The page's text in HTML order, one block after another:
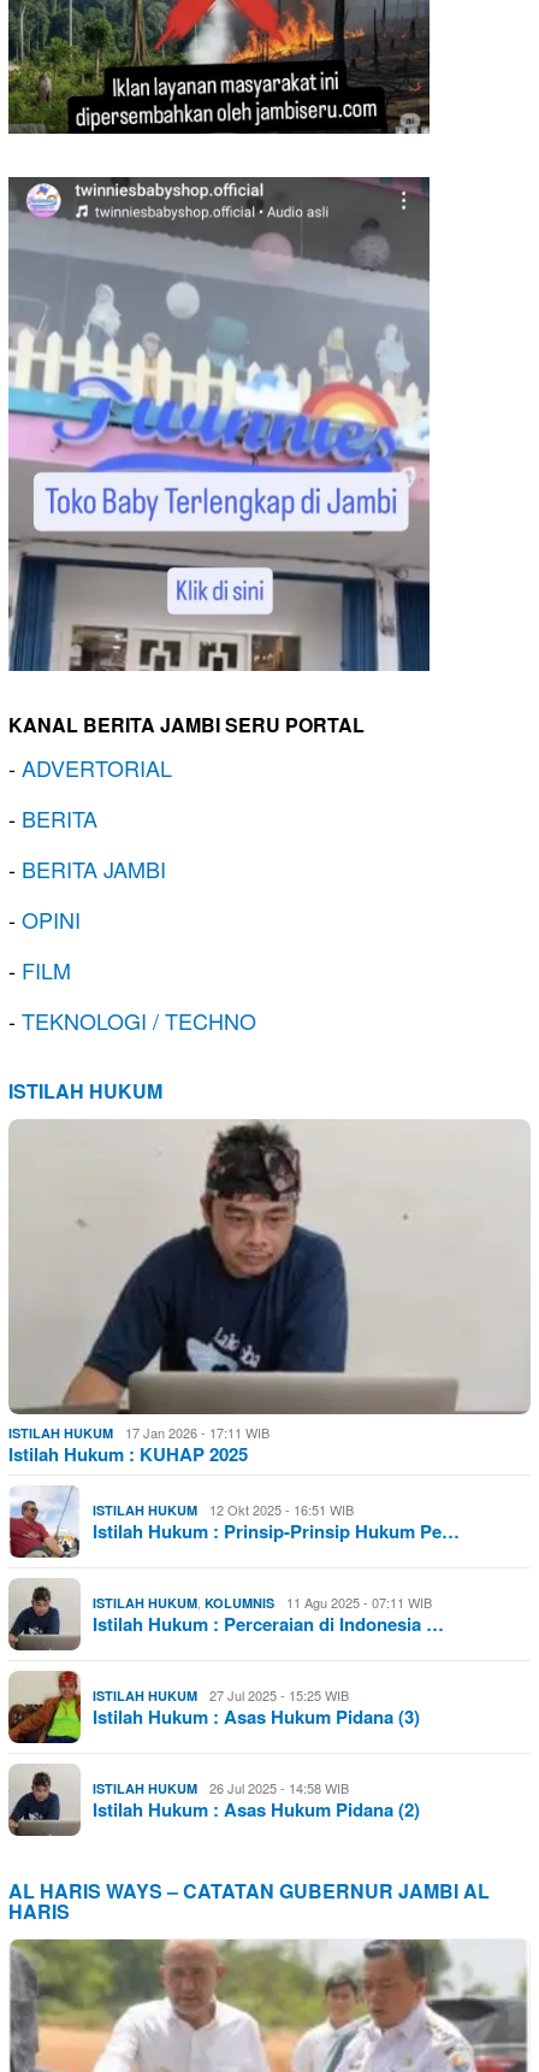
KANAL BERITA JAMBI SERU PORTAL
-ADVERTORIAL
- BERITA
- BERITA JAMBI
-OPINI
- FILM
-TEKNOLOGI / TECHNO
ISTILAH HUKUM
ISTILAH HUKUM 17 Jan 2026 - 17:11 WIB
Istilah Hukum : KUHAP 2025
ISTILAH HUKUM 12 Okt 2025 - 16:51 WIB
Istilah Hukum : Prinsip-Prinsip Hukum Pe…
ISTILAH HUKUM, KOLUMNIS 11 Agu 2025 - 07:11 WIB
Istilah Hukum : Perceraian di Indonesia …
ISTILAH HUKUM 27 Jul 2025 - 15:25 WIB
Istilah Hukum : Asas Hukum Pidana (3)
ISTILAH HUKUM 26 Jul 2025 - 14:58 WIB
Istilah Hukum : Asas Hukum Pidana (2)
AL HARIS WAYS – CATATAN GUBERNUR JAMBI AL
HARIS